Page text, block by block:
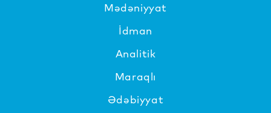
Mədəniyyat
İdman
Analitik
Maraqlı
Ədəbiyyat